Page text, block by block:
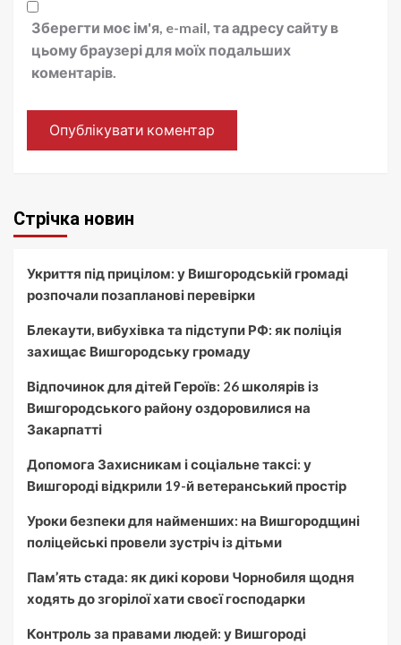
Зберегти моє ім'я, e-mail, та адресу сайту в
цьому браузері для моїх подальших
коментарів.
Стрічка новин
Укриття під прицілом: у Вишгородській громаді
розпочали позапланові перевірки
Блекаути, вибухівка та підступи РФ: як поліція
захищає Вишгородську громаду
Відпочинок для дітей Героїв: 26 школярів із
Вишгородського району оздоровилися на
Закарпатті
Допомога Захисникам і соціальне таксі: у
Вишгороді відкрили 19-й ветеранський простір
Уроки безпеки для найменших: на Вишгородщині
поліцейські провели зустріч із дітьми
Пам’ять стада: як дикі корови Чорнобиля щодня
ходять до згорілої хати своєї господарки
Контроль за правами людей: у Вишгороді